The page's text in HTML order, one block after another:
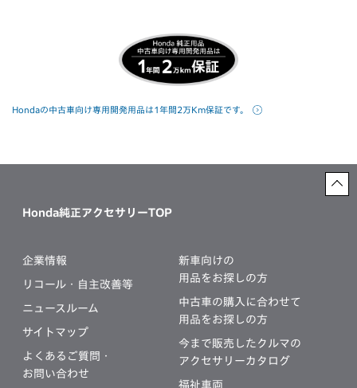
Hondaの中古車向け専用開発用品は1年間2万Km保証です。
Honda純正アクセサリーTOP
企業情報
リコール・自主改善等
ニュースルーム
サイトマップ
よくあるご質問・
お問い合わせ
新車向けの
用品をお探しの方
中古車の購入に合わせて
用品をお探しの方
今まで販売したクルマの
アクセサリーカタログ
福祉車両